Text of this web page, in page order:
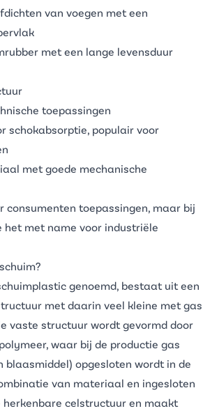
van voegen met een
met een lange levensduur
toepassingen
schokabsorptie, populair voor
met goede mechanische
consumenten toepassingen, maar bij
het met name voor industriële
genoemd, bestaat uit een
met daarin veel kleine met gas
vaste structuur wordt gevormd door
waar bij de productie gas
blaasmiddel) opgesloten wordt in de
van materiaal en ingesloten
herkenbare celstructuur en maakt